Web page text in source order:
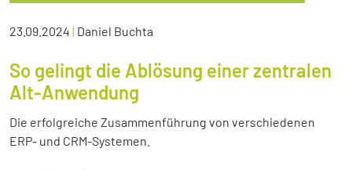
23.09.2024 | Daniel Buchta
So gelingt die Ablösung einer zentralen
Alt-Anwendung
Die erfolgreiche Zusammenführung von verschiedenen
ERP- und CRM-Systemen.